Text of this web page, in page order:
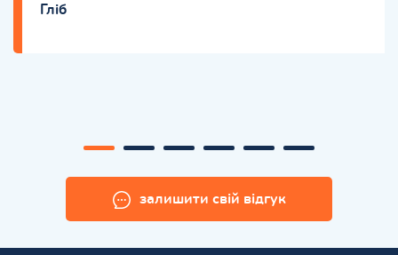
Гліб
залишити свій відгук